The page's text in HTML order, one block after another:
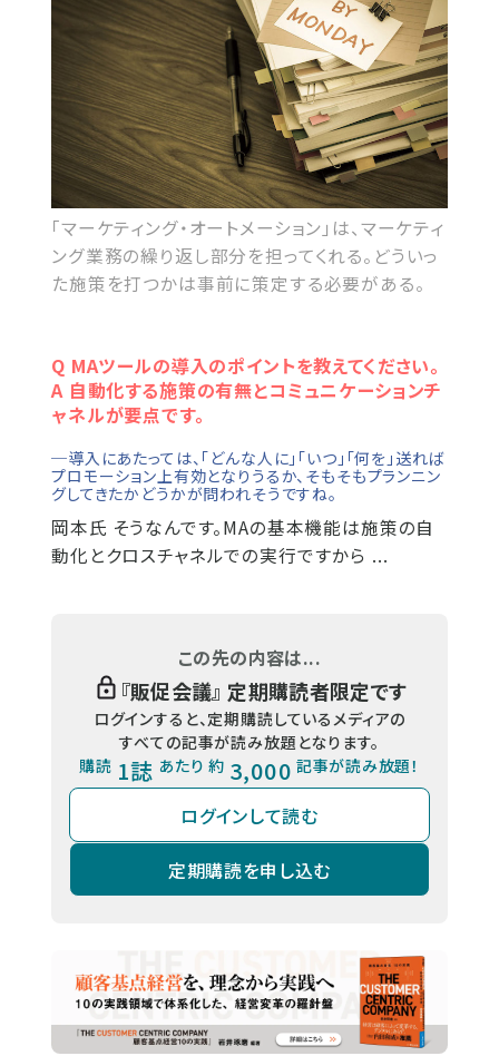
「マーケティング・オートメーション」は、マーケティ
ング業務の繰り返し部分を担ってくれる。どういっ
た施策を打つかは事前に策定する必要がある。
Q MAツールの導入のポイントを教えてください。
A 自動化する施策の有無とコミュニケーションチ
ャネルが要点です。
─導入にあたっては、「どんな人に」「いつ」「何を」送れば
プロモーション上有効となりうるか、そもそもプランニン
グしてきたかどうかが問われそうですね。
岡本氏 そうなんです。MAの基本機能は施策の自
動化とクロスチャネルでの実行ですから ...
この先の内容は...
『販促会議』 定期購読者限定です
ログインすると、定期購読しているメディアの
すべての記事が読み放題となります。
購読 1誌 あたり 約 3,000 記事が読み放題！
ログインして読む
定期購読を申し込む